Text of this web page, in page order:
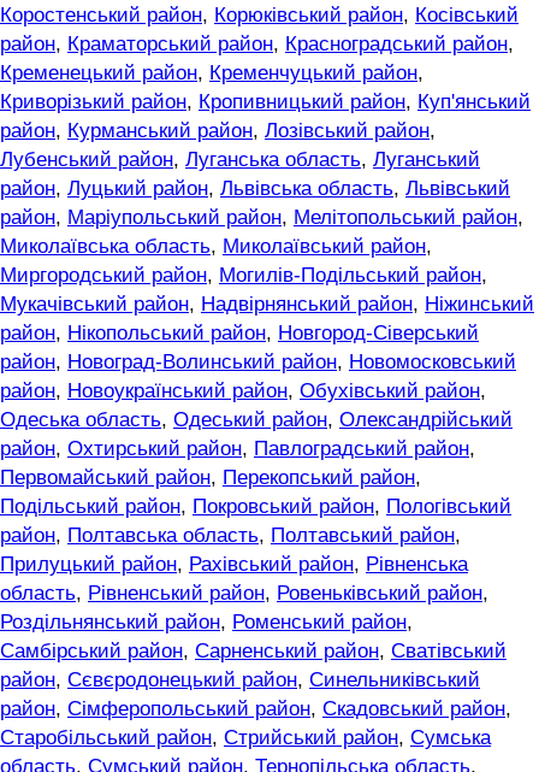
Коростенський район, Корюківський район, Косівський
район, Краматорський район, Красноградський район,
Кременецький район, Кременчуцький район,
Криворізький район, Кропивницький район, Куп'янський
район, Курманський район, Лозівський район,
Лубенський район, Луганська область, Луганський
район, Луцький район, Львівська область, Львівський
район, Маріупольський район, Мелітопольський район,
Миколаївська область, Миколаївський район,
Миргородський район, Могилів-Подільський район,
Мукачівський район, Надвірнянський район, Ніжинський
район, Нікопольський район, Новгород-Сіверський
район, Новоград-Волинський район, Новомосковський
район, Новоукраїнський район, Обухівський район,
Одеська область, Одеський район, Олександрійський
район, Охтирський район, Павлоградський район,
Первомайський район, Перекопський район,
Подільський район, Покровський район, Пологівський
район, Полтавська область, Полтавський район,
Прилуцький район, Рахівський район, Рівненська
область, Рівненський район, Ровеньківський район,
Роздільнянський район, Роменський район,
Самбірський район, Сарненський район, Сватівський
район, Сєвєродонецький район, Синельниківський
район, Сімферопольський район, Скадовський район,
Старобільський район, Стрийський район, Сумська
область, Сумський район, Тернопільська область,